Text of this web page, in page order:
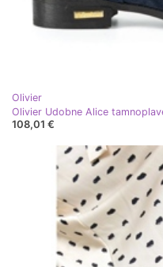
Olivier
Olivier Udobne Alice
108,01 €